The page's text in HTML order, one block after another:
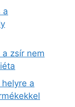
a
zsír nem
a